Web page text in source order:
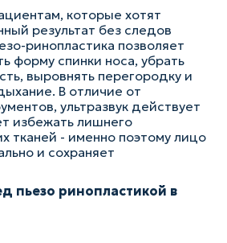
которые хотят
результат без следов
ринопластика позволяет
форму спинки носа, убрать
выровнять перегородку и
В отличие от
ультразвук действует
избежать лишнего
тканей - именно поэтому лицо
и сохраняет
пьезо ринопластикой в